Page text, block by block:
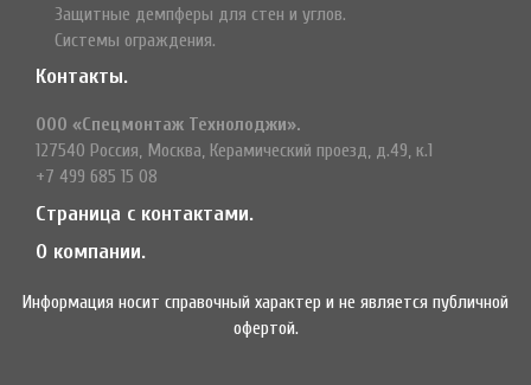
Защитные демпферы для стен и углов.
Системы ограждения.
Контакты.
ООО «Спецмонтаж Технолоджи».
127540 Россия, Москва, Керамический проезд, д.49, к.1
+7 499 685 15 08
Страница с контактами.
О компании.
Информация носит справочный характер и не является публичной
офертой.